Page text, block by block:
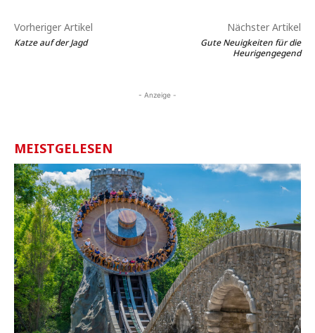
Vorheriger Artikel
Katze auf der Jagd
Nächster Artikel
Gute Neuigkeiten für die
Heurigengegend
- Anzeige -
MEISTGELESEN